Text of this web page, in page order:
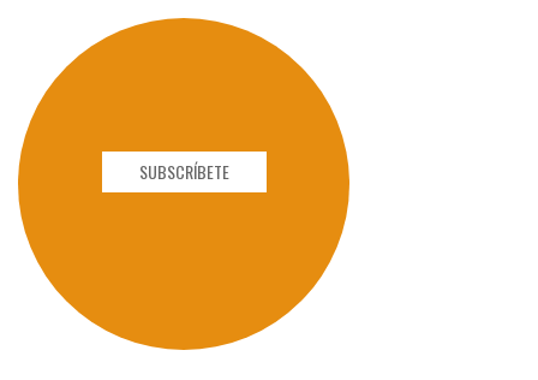
SUBSCRÍBETE